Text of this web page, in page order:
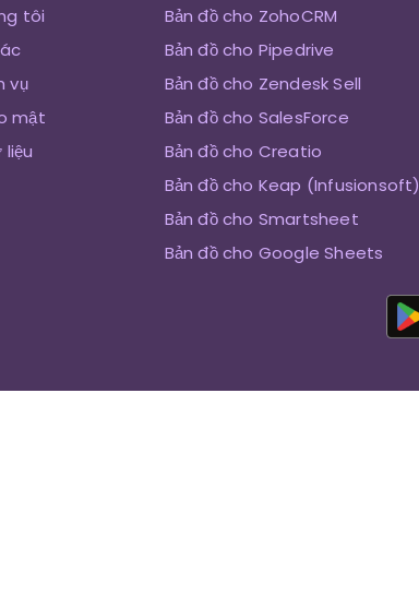
tôi
vụ
mật
liệu
Bản đồ cho ZohoCRM
Bản đồ cho Pipedrive
Bản đồ cho Zendesk Sell
Bản đồ cho SalesForce
Bản đồ cho Creatio
Bản đồ cho Keap (Infusionsoft)
Bản đồ cho Smartsheet
Bản đồ cho Google Sheets